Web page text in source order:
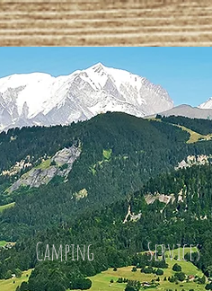
Camping Services